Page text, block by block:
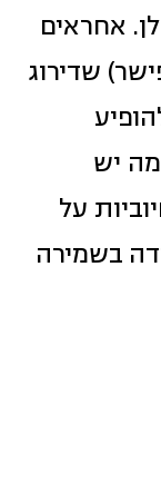
אחראים
שדירוג
יש
חיוביות על
בשמירה